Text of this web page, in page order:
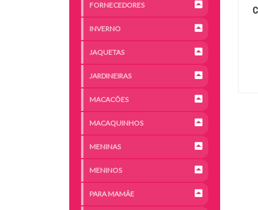
FORNECEDORES
INVERNO
JAQUETAS
JARDINEIRAS
MACACÕES
MACAQUINHOS
MENINAS
MENINOS
PARA MAMÃE